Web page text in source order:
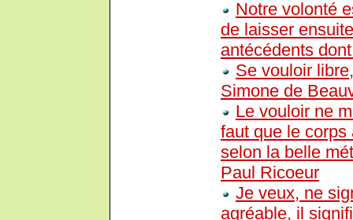
Notre volonté
de laisser
antécédents
Se vouloir
Simone de
Le vouloir ne
faut que le
selon la belle
Paul Ricoeur
Je veux, ne
agréable, il